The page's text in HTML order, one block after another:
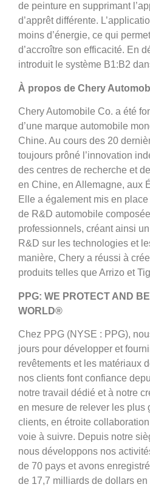
de peinture en supprimant
d’apprêt différente.
moins d’énergie, ce qui
d’accroître son efficacité. En
introduit le système B1:B2
À propos de Chery
Chery Automobile Co. a été
d’une marque automobile
Chine. Au cours des 20
toujours prôné l’innovation
des centres de recherche et
en Chine, en Allemagne, aux
Elle a également mis en
de R&D automobile
professionnels, créant ainsi
R&D sur les technologies et
manière, Chery a réussi à
produits telles que Arrizo et
PPG: WE PROTECT AND
WORLD®
Chez PPG (NYSE : PPG),
jours pour développer et
revêtements et les matériaux
nos clients font confiance
notre travail dédié et à notre
en mesure de relever les plus
clients, en étroite
voie à suivre. Depuis notre
nous développons nos
de 70 pays et avons
de 17,7 milliards de dollars